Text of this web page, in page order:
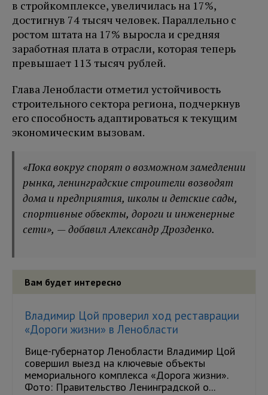
в стройкомплексе, увеличилась на 17%,
достигнув 74 тысяч человек. Параллельно с
ростом штата на 17% выросла и средняя
заработная плата в отрасли, которая теперь
превышает 113 тысяч рублей.
Глава Ленобласти отметил устойчивость
строительного сектора региона, подчеркнув
его способность адаптироваться к текущим
экономическим вызовам.
«Пока вокруг спорят о возможном замедлении
рынка, ленинградские строители возводят
дома и предприятия, школы и детские сады,
спортивные объекты, дороги и инженерные
сети», — добавил Александр Дрозденко.
Вам будет интересно
Владимир Цой проверил ход реставрации
«Дороги жизни» в Ленобласти
Вице-губернатор Ленобласти Владимир Цой
совершил выезд на ключевые объекты
мемориального комплекса «Дорога жизни».
Фото: Правительство Ленинградской о...